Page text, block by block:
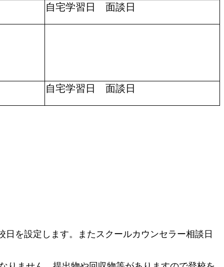
自宅学習日 面談日
自宅学習日 面談日
を設定します。またスクールカウンセラー相談日